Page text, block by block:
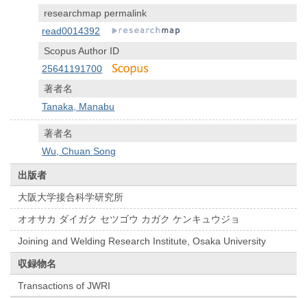
researchmap permalink
read0014392
Scopus Author ID
25641191700
著者名
Tanaka, Manabu
著者名
Wu, Chuan Song
出版者
大阪大学接合科学研究所
オオサカ ダイガク セツゴウ カガク ケンキュウジョ
Joining and Welding Research Institute, Osaka University
収録物名
Transactions of JWRI